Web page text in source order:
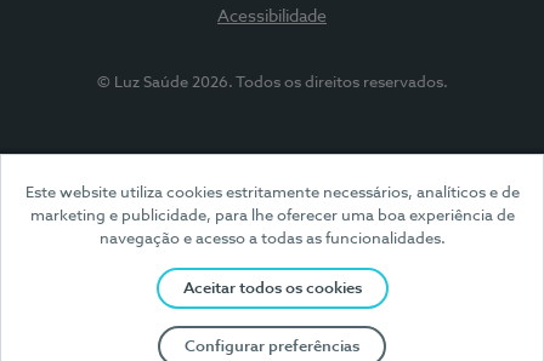
Este website utiliza cookies estritamente necessários, analíticos e de
marketing e publicidade, para lhe oferecer uma boa experiência de
navegação e acesso a todas as funcionalidades.
Aceitar todos os cookies
Configurar preferências
Acessibilidade
© Luz Saúde 2026. Todos os direitos reservados.